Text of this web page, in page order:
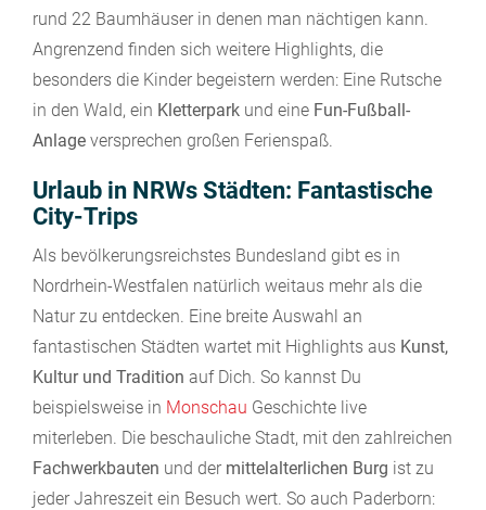
rund 22 Baumhäuser in denen man nächtigen kann.
Angrenzend finden sich weitere Highlights, die
besonders die Kinder begeistern werden: Eine Rutsche
in den Wald, ein Kletterpark und eine Fun-Fußball-
Anlage versprechen großen Ferienspaß.
Urlaub in NRWs Städten: Fantastische
City-Trips
Als bevölkerungsreichstes Bundesland gibt es in
Nordrhein-Westfalen natürlich weitaus mehr als die
Natur zu entdecken. Eine breite Auswahl an
fantastischen Städten wartet mit Highlights aus Kunst,
Kultur und Tradition auf Dich. So kannst Du
beispielsweise in Monschau Geschichte live
miterleben. Die beschauliche Stadt, mit den zahlreichen
Fachwerkbauten und der mittelalterlichen Burg ist zu
jeder Jahreszeit ein Besuch wert. So auch Paderborn: